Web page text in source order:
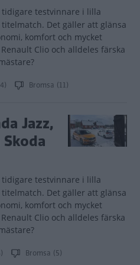
tidigare testvinnare i lilla
Det gäller att glänsa
komfort och mycket
Clio och alldeles färska
Bromsa (11)
Jazz,
tidigare testvinnare i lilla
Det gäller att glänsa
komfort och mycket
Clio och alldeles färska
Bromsa (5)